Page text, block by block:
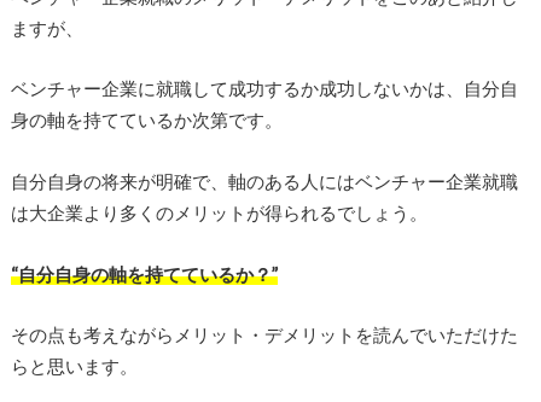
ますが、
ベンチャー企業に就職して成功するか成功しないかは、自分自
身の軸を持てているか次第です。
自分自身の将来が明確で、軸のある人にはベンチャー企業就職
は大企業より多くのメリットが得られるでしょう。
“自分自身の軸を持てているか？”
その点も考えながらメリット・デメリットを読んでいただけた
らと思います。